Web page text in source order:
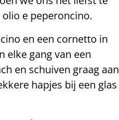
e peperoncino.
en een cornetto in
elke gang van een
en schuiven graag aan
hapjes bij een glas